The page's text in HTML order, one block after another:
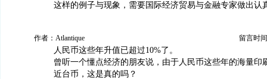
这样的例子与现象，需要国际经济贸易与金融专家做出认
作者：Atlantique 留言时
人民币这些年升值已超过10%了。
曾听一个懂点经济的朋友说，由于人民币这些年的海量印
近台币，这是真的吗？